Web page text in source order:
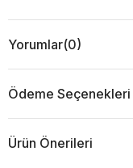
Yorumlar(0)
Ödeme Seçenekleri
Ürün Önerileri